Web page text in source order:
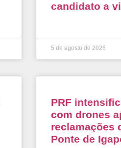
candidato a
5 de agosto de 2026
PRF
com drones
reclamações
Ponte de